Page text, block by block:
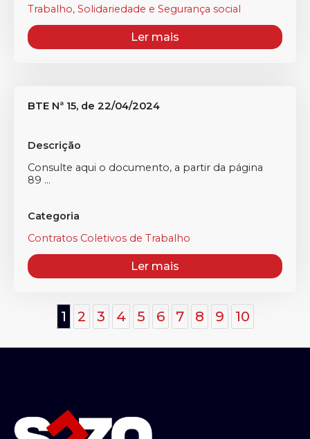
Trabalho, Solidariedade e Segurança social
Ler mais
BTE Nª 15, de 22/04/2024
Descrição
Consulte aqui o documento, a partir da página
89 ...
Categoria
Contratos Coletivos de Trabalho
Ler mais
1 2 3 4 5 6 7 8 9 10